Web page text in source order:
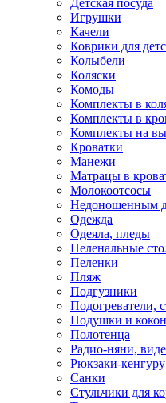
Детская посуда
Игрушки
Качели
Коврики для
Колыбели
Коляски
Комоды
Комплекты в
Комплекты в
Комплекты на
Кроватки
Манежи
Матрацы в
Молокоотсосы
Недоношенным
Одежда
Одеяла, пледы
Пеленальные
Пеленки
Пляж
Подгузники
Подогреватели,
Подушки и
Полотенца
Радио-няни,
Рюкзаки-кенгуру
Санки
Стульчики для